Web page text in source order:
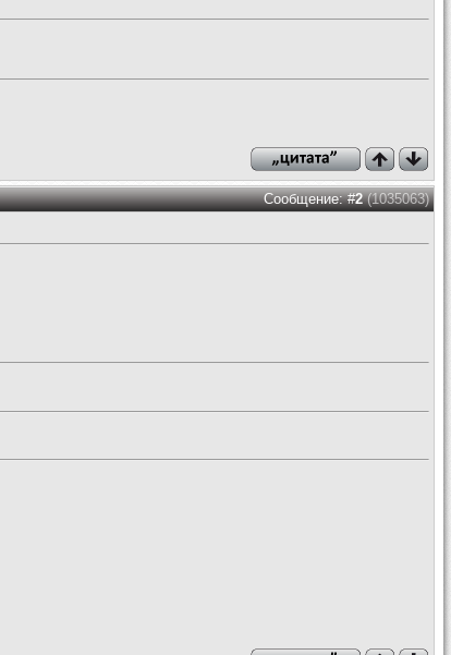
Сообщение: #2(1035063)